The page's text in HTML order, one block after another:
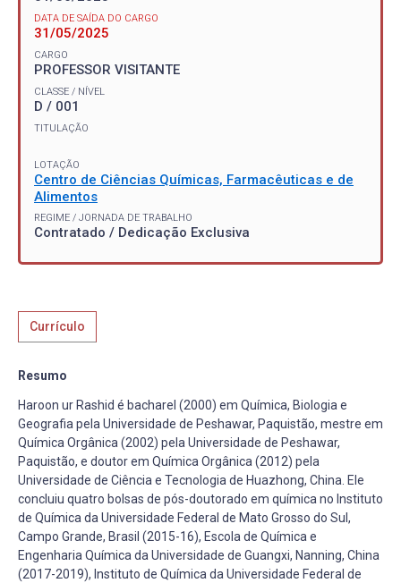
DATA DE SAÍDA DO CARGO
31/05/2025
CARGO
PROFESSOR VISITANTE
CLASSE / NÍVEL
D / 001
TITULAÇÃO
LOTAÇÃO
Centro de Ciências Químicas, Farmacêuticas e de
Alimentos
REGIME / JORNADA DE TRABALHO
Contratado / Dedicação Exclusiva
Currículo
Resumo
Haroon ur Rashid é bacharel (2000) em Química, Biologia e
Geografia pela Universidade de Peshawar, Paquistão, mestre em
Química Orgânica (2002) pela Universidade de Peshawar,
Paquistão, e doutor em Química Orgânica (2012) pela
Universidade de Ciência e Tecnologia de Huazhong, China. Ele
concluiu quatro bolsas de pós-doutorado em química no Instituto
de Química da Universidade Federal de Mato Grosso do Sul,
Campo Grande, Brasil (2015-16), Escola de Química e
Engenharia Química da Universidade de Guangxi, Nanning, China
(2017-2019), Instituto de Química da Universidade Federal de